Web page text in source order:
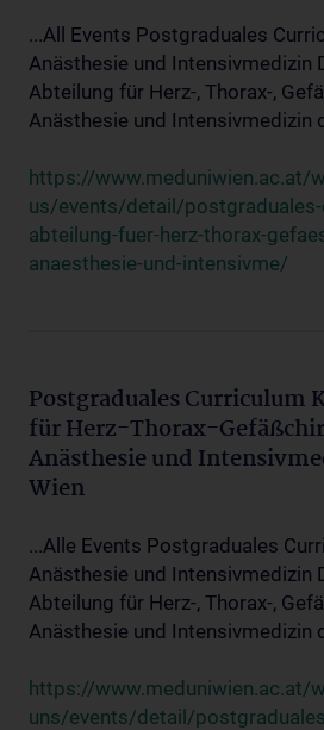
...All Events Postgraduales
Anästhesie und Intensivmedizin
Abteilung für Herz-, Thorax-,
Anästhesie und Intensivmedizin
https://www.meduniwien.ac.at/
us/events/detail/
abteilung-fuer-herz-thorax-
anaesthesie-und-intensivme/
Postgraduales Curriculum
für Herz-Thorax-
Anästhesie und
Wien
...Alle Events Postgraduales
Anästhesie und Intensivmedizin
Abteilung für Herz-, Thorax-,
Anästhesie und Intensivmedizin
https://www.meduniwien.ac.at/
uns/events/detail/